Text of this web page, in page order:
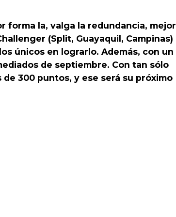
forma la, valga la redundancia, mejor
(Split, Guayaquil, Campinas)
únicos en lograrlo. Además, con un
de septiembre. Con tan sólo
de 300 puntos, y ese será su próximo